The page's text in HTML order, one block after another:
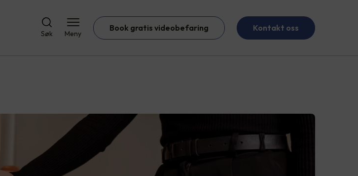
Søk Meny
Book gratis videobefaring Kontakt oss